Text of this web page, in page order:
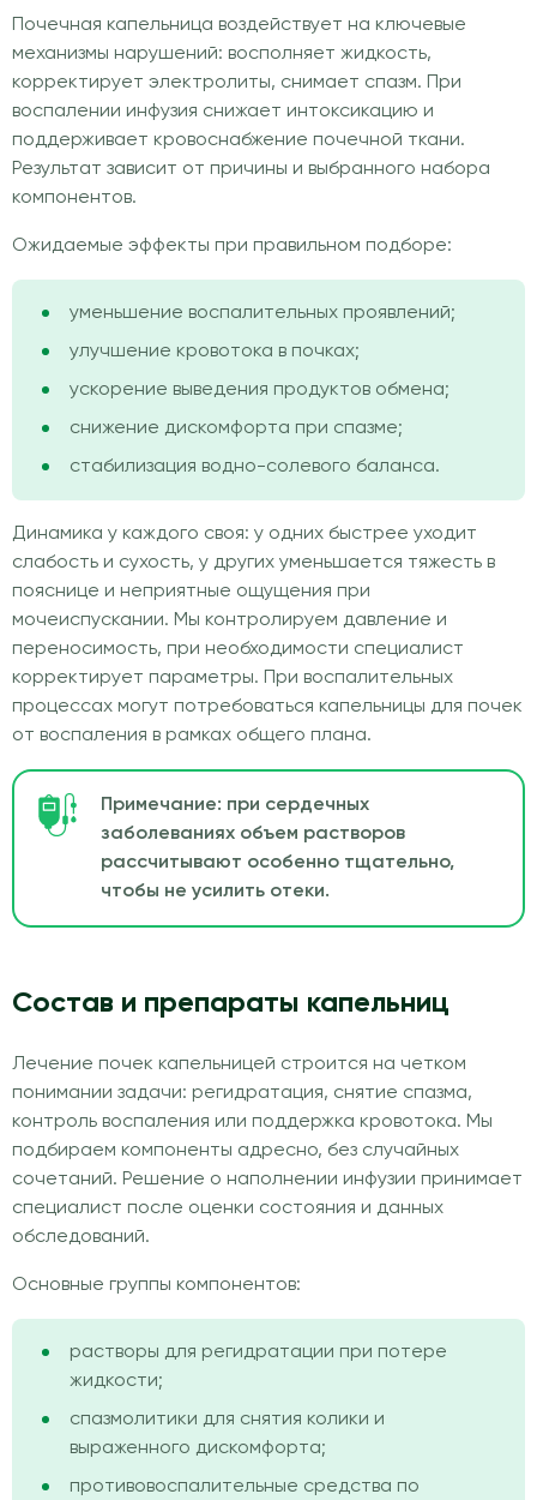
Почечная капельница воздействует на ключевые
механизмы нарушений: восполняет жидкость,
корректирует электролиты, снимает спазм. При
воспалении инфузия снижает интоксикацию и
поддерживает кровоснабжение почечной ткани.
Результат зависит от причины и выбранного набора
компонентов.
Ожидаемые эффекты при правильном подборе:
уменьшение воспалительных проявлений;
улучшение кровотока в почках;
ускорение выведения продуктов обмена;
снижение дискомфорта при спазме;
стабилизация водно-солевого баланса.
Динамика у каждого своя: у одних быстрее уходит
слабость и сухость, у других уменьшается тяжесть в
пояснице и неприятные ощущения при
мочеиспускании. Мы контролируем давление и
переносимость, при необходимости специалист
корректирует параметры. При воспалительных
процессах могут потребоваться капельницы для почек
от воспаления в рамках общего плана.
Примечание: при сердечных
заболеваниях объем растворов
рассчитывают особенно тщательно,
чтобы не усилить отеки.
Состав и препараты капельниц
Лечение почек капельницей строится на четком
понимании задачи: регидратация, снятие спазма,
контроль воспаления или поддержка кровотока. Мы
подбираем компоненты адресно, без случайных
сочетаний. Решение о наполнении инфузии принимает
специалист после оценки состояния и данных
обследований.
Основные группы компонентов:
растворы для регидратации при потере
жидкости;
спазмолитики для снятия колики и
выраженного дискомфорта;
противовоспалительные средства по